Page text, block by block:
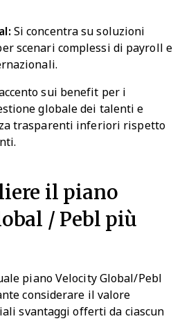
Si concentra su soluzioni
scenari complessi di payroll e
sui benefit per i
globale dei talenti e
trasparenti inferiori rispetto
il piano
/ Pebl più
piano Velocity Global/Pebl
considerare il valore
svantaggi offerti da ciascun